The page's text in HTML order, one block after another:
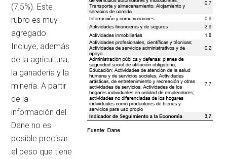
(7,5%). Este
rubro es muy
agregado.
Incluye, además
de la agricultura,
la ganadería y la
minería. A partir
de la
información del
Dane no es
posible precisar
el peso que tiene